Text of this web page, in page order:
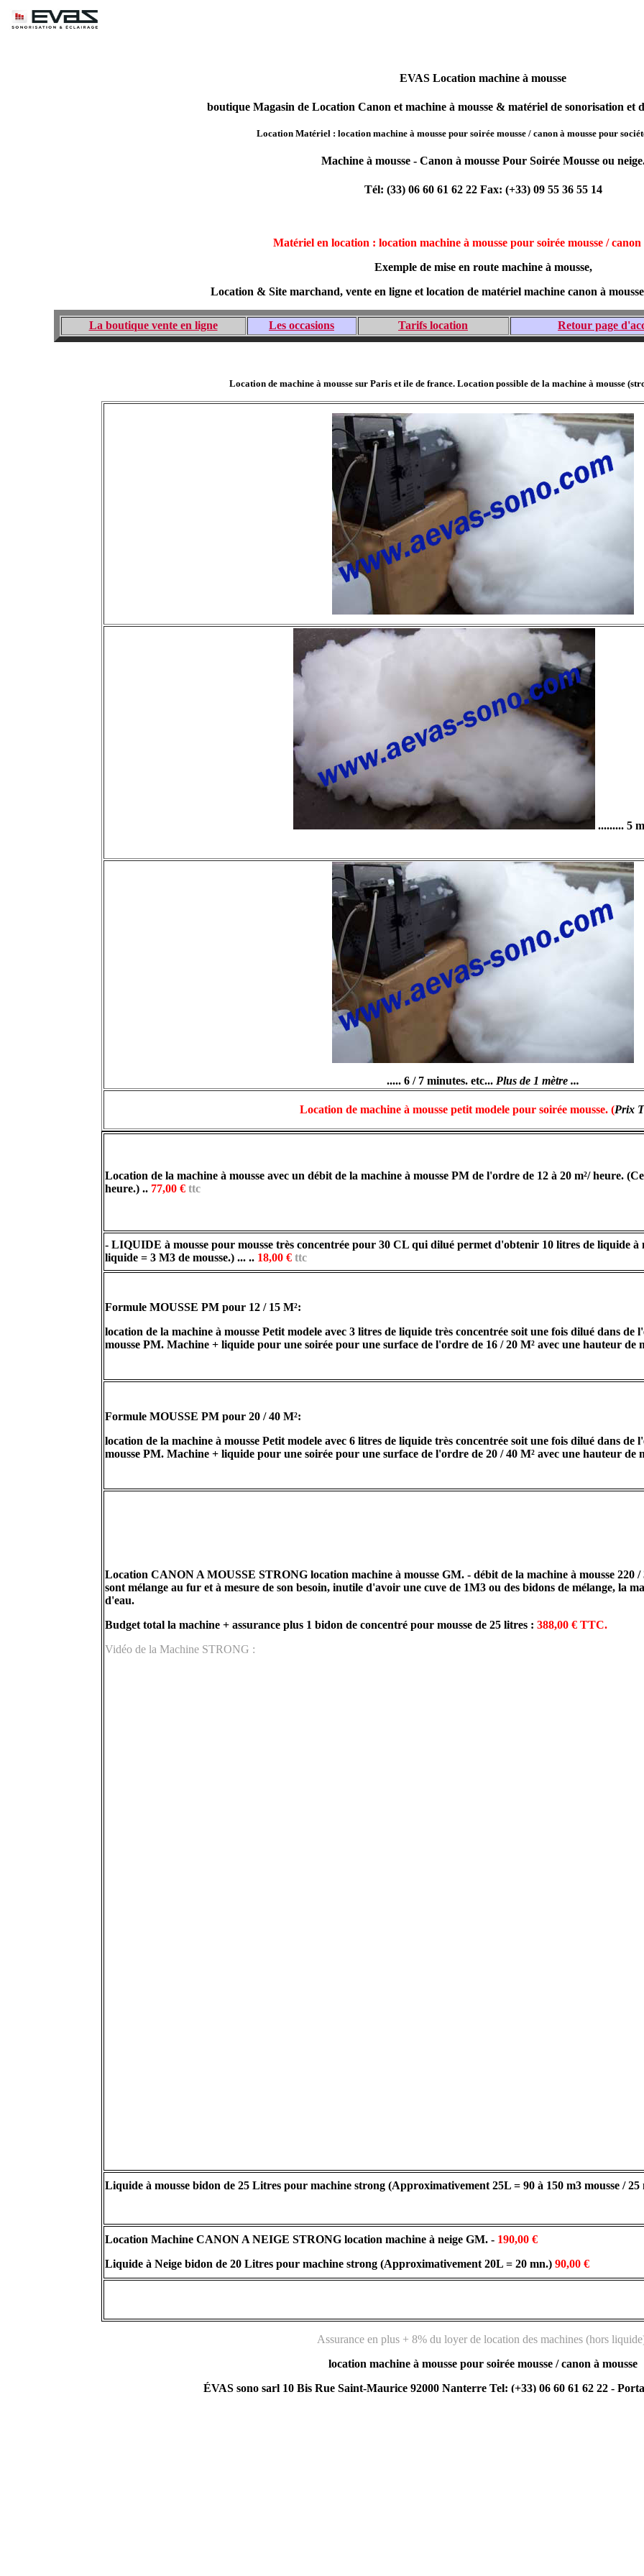
EVAS Location machine à mousse
boutique Magasin de Location Canon et machine à mousse & matériel de sonorisation et
Location Matériel : location machine à mousse pour soirée mousse / canon à mousse pour
Machine à mousse - Canon à mousse Pour Soirée Mousse ou
Tél: (33) 06 60 61 62 22 Fax: (+33) 09 55 36 55 14
Matériel en location : location machine à mousse pour soirée mousse / canon
Exemple de mise en route machine à mousse,
Location & Site marchand, vente en ligne et location de matériel machine canon à mousse
La boutique vente en ligne Les occasions Tarifs location Retour page
Location de machine à mousse sur Paris et ile de france. Location possible de la machine à mousse
......... 5
..... 6 / 7 minutes. etc... Plus de 1 mètre ...
Location de machine à mousse petit modele pour soirée mousse. (Prix
Location de la machine à mousse avec un débit de la machine à mousse PM de l'ordre de 12 à 20 m²/ heure.
heure.) .. 77,00 € ttc
- LIQUIDE à mousse pour mousse très concentrée pour 30 CL qui dilué permet d'obtenir 10 litres de liquide à
liquide = 3 M3 de mousse.) ... .. 18,00 € ttc
Formule MOUSSE PM pour 12 / 15 M²:
location de la machine à mousse Petit modele avec 3 litres de liquide très concentrée soit une fois dilué dans
mousse PM. Machine + liquide pour une soirée pour une surface de l'ordre de 16 / 20 M² avec une hauteur de
Formule MOUSSE PM pour 20 / 40 M²:
location de la machine à mousse Petit modele avec 6 litres de liquide très concentrée soit une fois dilué dans
mousse PM. Machine + liquide pour une soirée pour une surface de l'ordre de 20 / 40 M² avec une hauteur de
Location CANON A MOUSSE STRONG location machine à mousse GM. - débit de la machine à mousse 220 /
sont mélange au fur et à mesure de son besoin, inutile d'avoir une cuve de 1M3 ou des bidons de mélange, la
d'eau.
Budget total la machine + assurance plus 1 bidon de concentré pour mousse de 25 litres : 388,00 € TTC.
Vidéo de la Machine STRONG :
Liquide à mousse bidon de 25 Litres pour machine strong (Approximativement 25L = 90 à 150 m3 mousse / 25
Location Machine CANON A NEIGE STRONG location machine à neige GM. - 190,00 €
Liquide à Neige bidon de 20 Litres pour machine strong (Approximativement 20L = 20 mn.) 90,00 €
Assurance en plus + 8% du loyer de location des machines (hors
location machine à mousse pour soirée mousse / canon à mousse
ÉVAS sono sarl 10 Bis Rue Saint-Maurice 92000 Nanterre Tel: (+33) 06 60 61 62 22 -